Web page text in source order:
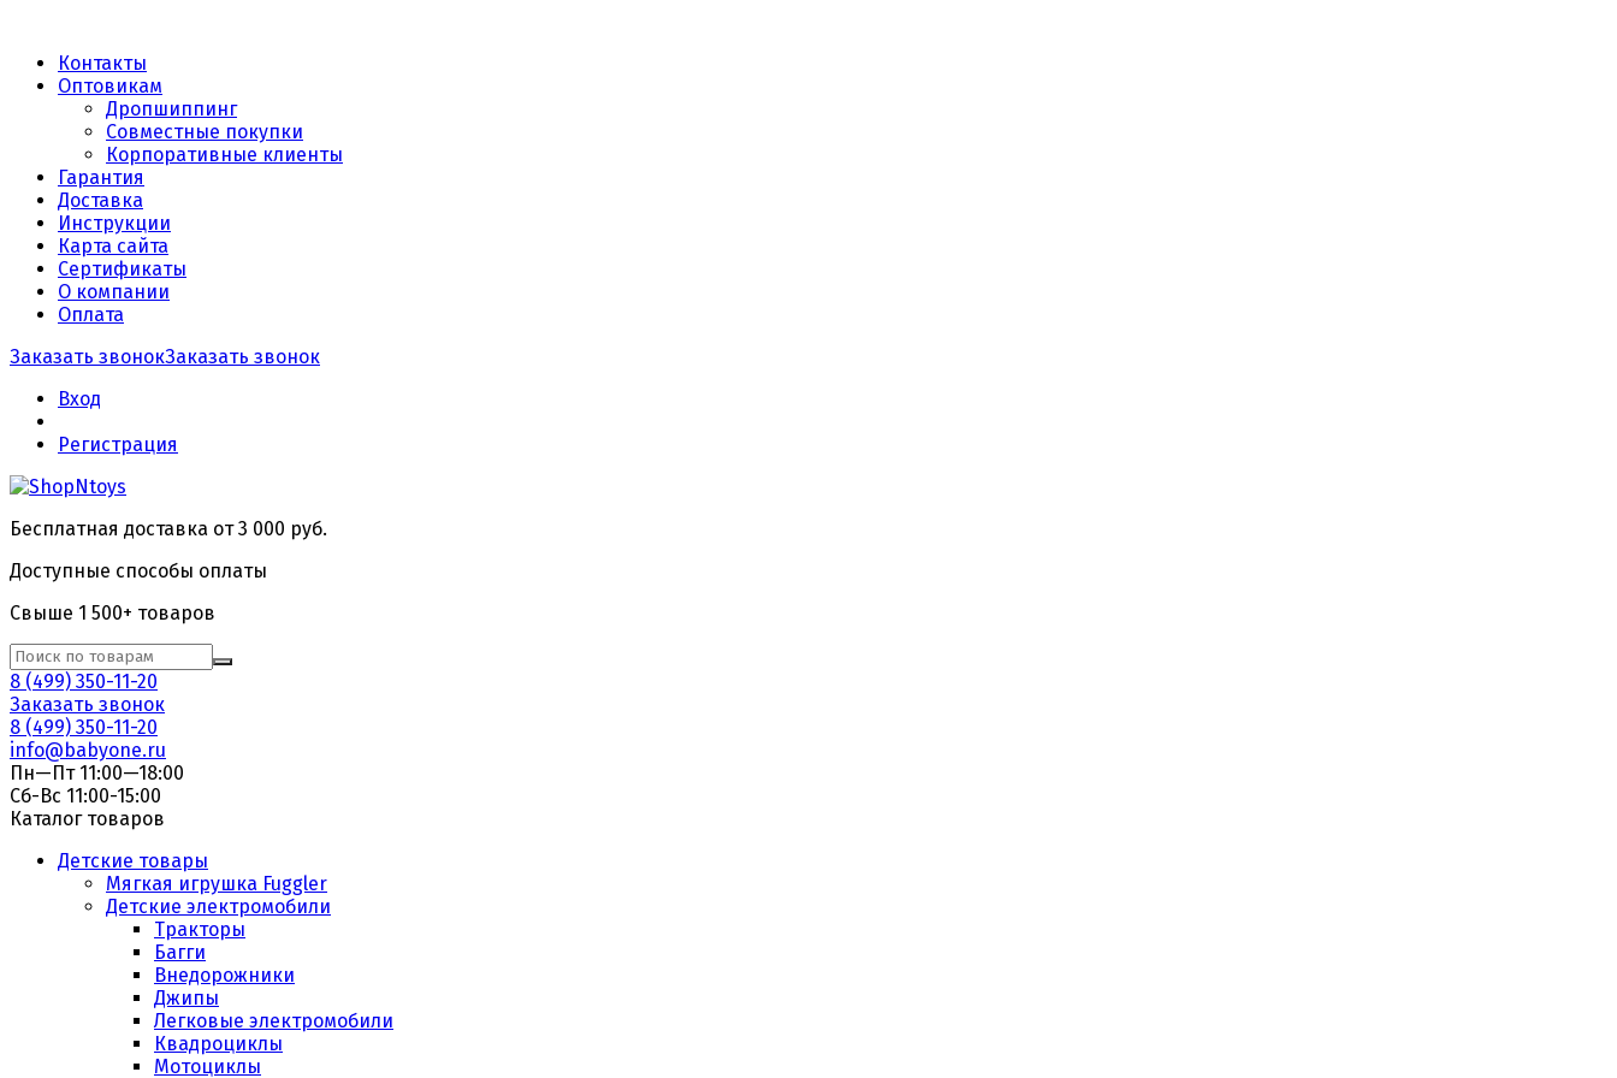
Контакты
Оптовикам
Дропшиппинг
Совместные покупки
Корпоративные клиенты
Гарантия
Доставка
Инструкции
Карта сайта
Сертификаты
О компании
Оплата
Заказать звонокЗаказать звонок
Вход
Регистрация
Бесплатная доставка от 3 000 руб.
Доступные способы оплаты
Свыше 1 500+ товаров
8 (499) 350-11-20
Заказать звонок
8 (499) 350-11-20
info@babyone.ru
Пн—Пт 11:00—18:00
Сб-Вс 11:00-15:00
Каталог товаров
Детские товары
Мягкая игрушка Fuggler
Детские электромобили
Тракторы
Багги
Внедорожники
Джипы
Легковые электромобили
Квадроциклы
Мотоциклы